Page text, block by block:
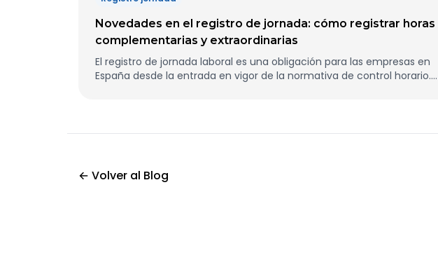
Novedades en el registro de jornada: cómo registrar horas
complementarias y extraordinarias
El registro de jornada laboral es una obligación para las empresas en
España desde la entrada en vigor de la normativa de control horario.
← Volver al Blog